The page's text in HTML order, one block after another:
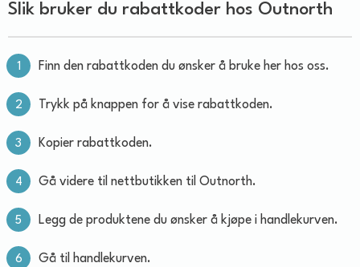
Slik bruker du rabattkoder hos Outnorth
Finn den rabattkoden du ønsker å bruke her hos oss.
Trykk på knappen for å vise rabattkoden.
Kopier rabattkoden.
Gå videre til nettbutikken til Outnorth.
Legg de produktene du ønsker å kjøpe i handlekurven.
Gå til handlekurven.